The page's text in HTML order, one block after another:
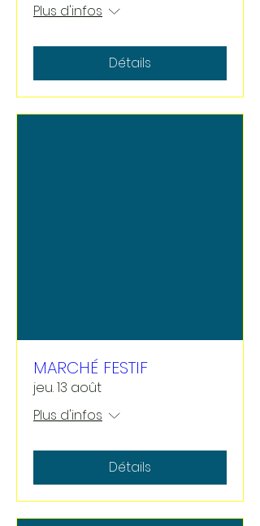
Plus d'infos
Détails
MARCHÉ FESTIF
jeu. 13 août
Plus d'infos
Détails